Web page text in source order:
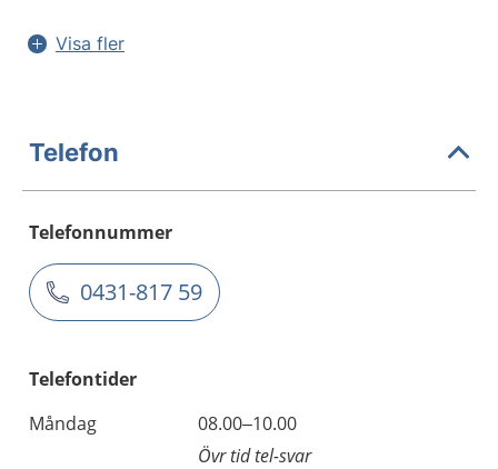
Visa fler
Telefon
Telefonnummer
0431-817 59
Telefontider
Måndag
08.00–10.00
Övr tid tel-svar